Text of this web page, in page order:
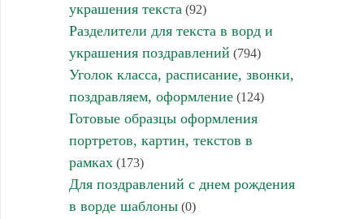
украшения текста (92)
Разделители для текста в ворд и
украшения поздравлений (794)
Уголок класса, расписание, звонки,
поздравляем, оформление(124)
Готовые образцы оформления
портретов, картин, текстов в
рамках(173)
Для поздравлений с днем рождения
в ворде шаблоны(0)